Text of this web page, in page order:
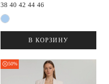
38 40 42 44 46
В КОРЗИНУ
50%